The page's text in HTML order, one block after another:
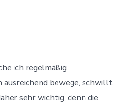
ich regelmäßig
ausreichend bewege, schwillt
sehr wichtig, denn die